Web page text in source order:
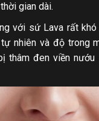
gian dài.
với sứ Lava rất khó
nhiên và độ trong
thâm đen viền